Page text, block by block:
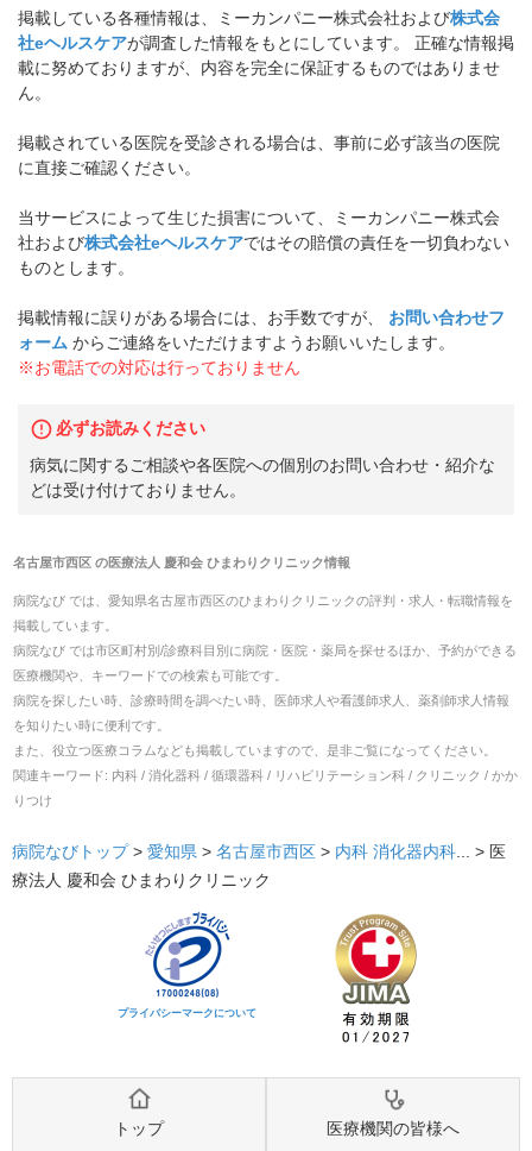
掲載している各種情報は、ミーカンパニー株式会社および株式会
社eヘルスケアが調査した情報をもとにしています。 正確な情報掲
載に努めておりますが、内容を完全に保証するものではありませ
ん。
掲載されている医院を受診される場合は、事前に必ず該当の医院
に直接ご確認ください。
当サービスによって生じた損害について、ミーカンパニー株式会
社および株式会社eヘルスケアではその賠償の責任を一切負わない
ものとします。
掲載情報に誤りがある場合には、お手数ですが、
お問い合わせフ
ォーム からご連絡をいただけますようお願いいたします。
※お電話での対応は行っておりません
必ずお読みください
病気に関するご相談や各医院への個別のお問い合わせ・紹介な
どは受け付けておりません。
名古屋市西区の医療法人 慶和会 ひまわりクリニック情報
病院なび では、 愛知県名古屋市西区のひまわりクリニックの評判・求人・転職情報を
掲載しています。
病院なび では市区町村別/診療科目別に病院・医院・薬局を探せるほか、予約ができる
医療機関や、キーワードでの検索も可能です。
病院を探したい時、診療時間を調べたい時、医師求人や看護師求人、薬剤師求人情報
を知りたい時に便利です。
また、役立つ医療コラムなども掲載していますので、是非ご覧になってください。
関連キーワード: 内科 / 消化器科 / 循環器科 / リハビリテーション科 / クリニック / かか
りつけ
病院なびトップ > 愛知県 > 名古屋市西区 > 内科 消化器内科... > 医
療法人 慶和会 ひまわりクリニック
プライバシーマークについて
トップ 医療機関の皆様へ